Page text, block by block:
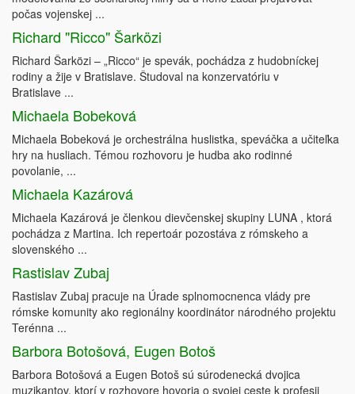
počas vojenskej ...
Richard "Ricco" Šarközi
Richard Šarközi – „Ricco“ je spevák, pochádza z hudobníckej
rodiny a žije v Bratislave. Študoval na konzervatóriu v
Bratislave ...
Michaela Bobeková
Michaela Bobeková je orchestrálna huslistka, speváčka a učiteľka
hry na husliach. Témou rozhovoru je hudba ako rodinné
povolanie, ...
Michaela Kazárová
Michaela Kazárová je členkou dievčenskej skupiny LUNA , ktorá
pochádza z Martina. Ich repertoár pozostáva z rómskeho a
slovenského ...
Rastislav Zubaj
Rastislav Zubaj pracuje na Úrade splnomocnenca vlády pre
rómske komunity ako regionálny koordinátor národného projektu
Terénna ...
Barbora Botošová, Eugen Botoš
Barbora Botošová a Eugen Botoš sú súrodenecká dvojica
muzikantov, ktorí v rozhovore hovoria o svojej ceste k profesii